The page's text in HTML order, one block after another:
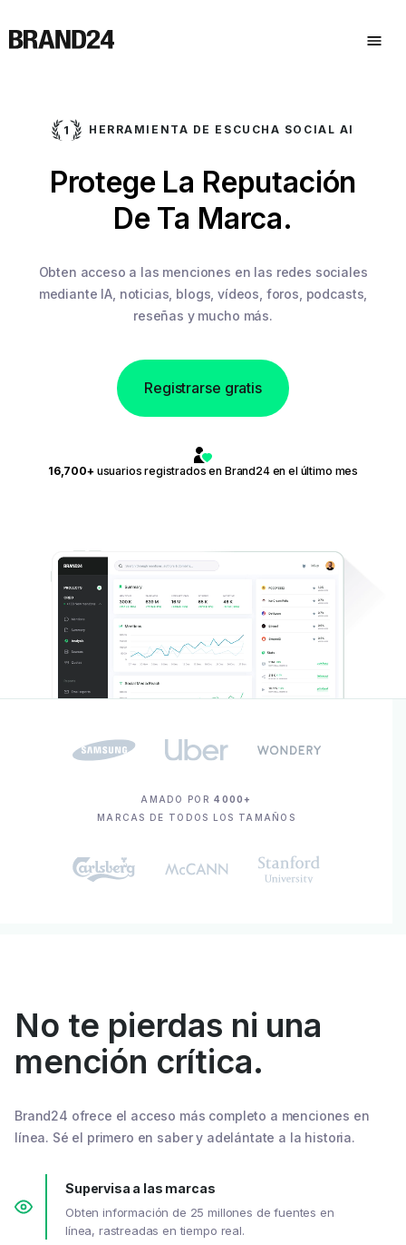
HERRAMIENTA DE ESCUCHA SOCIAL AI
Protege La Reputación
De Ta Marca.
Obten acceso a las menciones en las redes sociales
mediante IA, noticias, blogs, vídeos, foros, podcasts,
reseñas y mucho más.
Registrarse gratis
16,700+ usuarios registrados en Brand24 en el último mes
AMADO POR4000+
MARCAS DE TODOS LOS TAMAÑOS
No te pierdas ni una
mención crítica.
Brand24 ofrece el acceso más completo a menciones en
línea. Sé el primero en saber y adelántate a la historia.
Supervisa a las marcas
Obten información de 25 millones de fuentes en
línea, rastreadas en tiempo real.